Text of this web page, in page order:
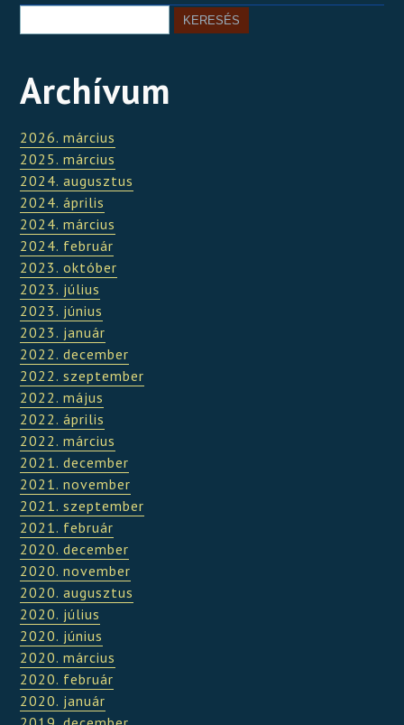
Archívum
2026. március
2025. március
2024. augusztus
2024. április
2024. március
2024. február
2023. október
2023. július
2023. június
2023. január
2022. december
2022. szeptember
2022. május
2022. április
2022. március
2021. december
2021. november
2021. szeptember
2021. február
2020. december
2020. november
2020. augusztus
2020. július
2020. június
2020. március
2020. február
2020. január